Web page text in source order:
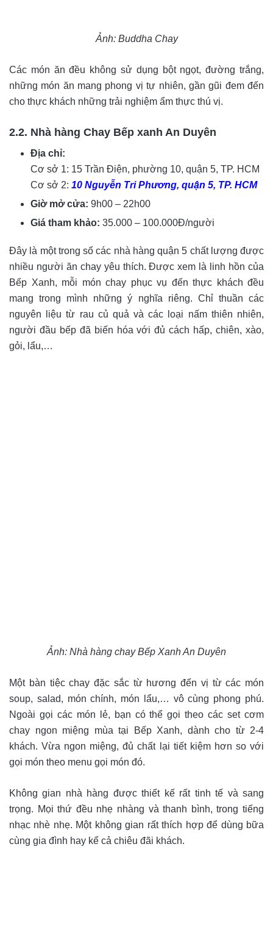
Ảnh: Buddha Chay
Các món ăn đều không sử dụng bột ngọt, đường trắng,
những món ăn mang phong vị tự nhiên, gần gũi đem đến
cho thực khách những trải nghiệm ẩm thực thú vị.
2.2. Nhà hàng Chay Bếp xanh An Duyên
Địa chỉ:
Cơ sở 1: 15 Trần Điện, phường 10, quận 5, TP. HCM
Cơ sở 2: 10 Nguyễn Tri Phương, quận 5, TP. HCM
Giờ mở cửa: 9h00 – 22h00
Giá tham khảo: 35.000 – 100.000Đ/người
Đây là một trong số các nhà hàng quận 5 chất lượng được
nhiều người ăn chay yêu thích. Được xem là linh hồn của
Bếp Xanh, mỗi món chay phục vụ đến thực khách đều
mang trong mình những ý nghĩa riêng. Chỉ thuần các
nguyên liệu từ rau củ quả và các loại nấm thiên nhiên,
người đầu bếp đã biến hóa với đủ cách hấp, chiên, xào,
gỏi, lẩu,…
Ảnh: Nhà hàng chay Bếp Xanh An Duyên
Một bàn tiệc chay đặc sắc từ hương đến vị từ các món
soup, salad, món chính, món lẩu,… vô cùng phong phú.
Ngoài gọi các món lẻ, bạn có thể gọi theo các set cơm
chay ngon miệng mùa tại Bếp Xanh, dành cho từ 2-4
khách. Vừa ngon miệng, đủ chất lại tiết kiệm hơn so với
gọi món theo menu gọi món đó.
Không gian nhà hàng được thiết kế rất tinh tế và sang
trọng. Mọi thứ đều nhẹ nhàng và thanh bình, trong tiếng
nhạc nhè nhẹ. Một không gian rất thích hợp để dùng bữa
cùng gia đình hay kể cả chiêu đãi khách.